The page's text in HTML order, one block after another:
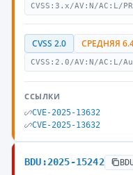
CVSS:3.x/AV:N/AC:L/
CVSS 2.0 СРЕДНЯЯ
CVSS:2.0/AV:N/AC:L/
ССЫЛКИ
CVE-2025-13632
CVE-2025-13632
BDU:2025-15242